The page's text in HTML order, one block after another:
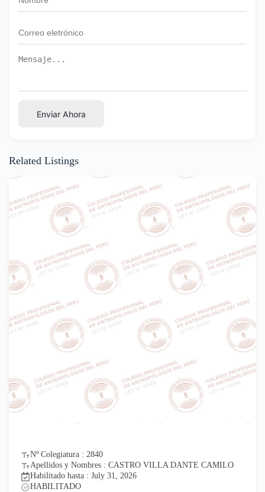
Enviar Ahora
Related Listings
Nº Colegiatura : 2835
Apellidos y Nombres : PUPUCHE PACAYA BETSY
Habilitado hasta : July 31, 2026
HABILITADO